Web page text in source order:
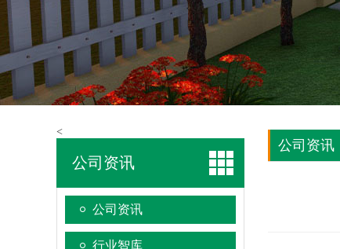
<
公司资讯
公司资讯
行业智库
公司资讯